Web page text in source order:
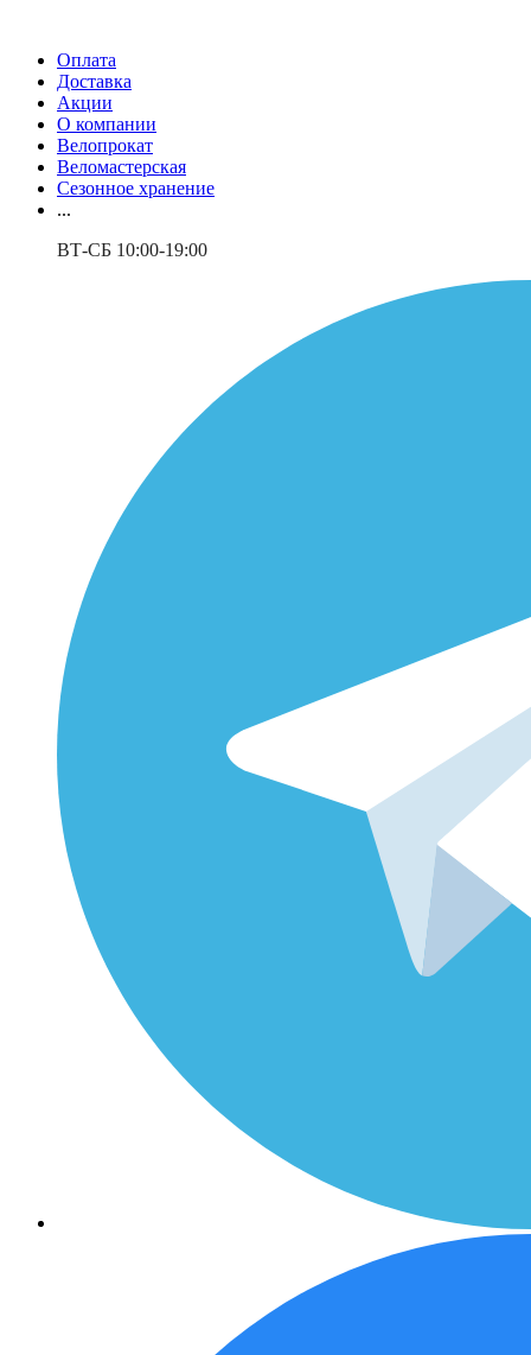
Оплата
Доставка
Акции
О компании
Велопрокат
Веломастерская
Сезонное хранение
...
ВТ-СБ 10:00-19:00